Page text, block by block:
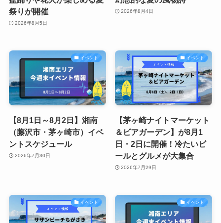
祭りが開催
2026年8月5日
2026年8月4日
イベント
【8月1日～8月2日】湘南
（藤沢市・茅ヶ崎市）イベ
ントスケジュール
2026年7月30日
イベント
【茅ヶ崎ナイトマーケット
＆ビアガーデン】が8月1
日・2日に開催！冷たいビ
ールとグルメが大集合
2026年7月29日
イベント イベント